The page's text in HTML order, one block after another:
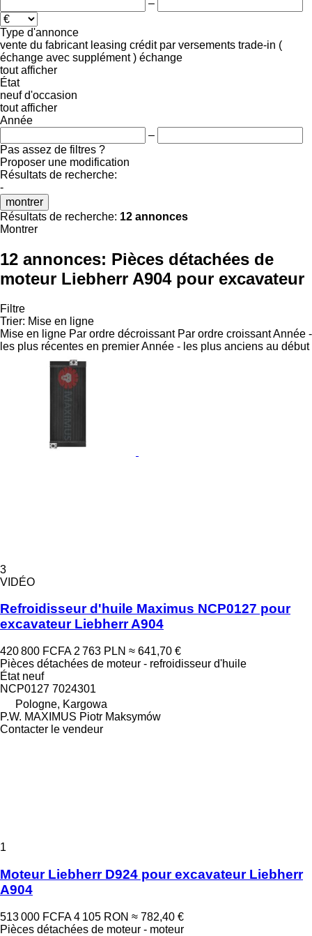
–
Type d'annonce
vente du fabricant leasing crédit par versements trade-in (
échange avec supplément ) échange
tout afficher
État
neuf d'occasion
tout afficher
Année
–
Pas assez de filtres ?
Proposer une modification
Résultats de recherche:
-
montrer
Résultats de recherche: 12 annonces
Montrer
12 annonces: Pièces détachées de
moteur Liebherr A904 pour excavateur
Filtre
Trier: Mise en ligne
Mise en ligne Par ordre décroissant Par ordre croissantAnnée -
les plus récentes en premierAnnée - les plus anciens au début
3
VIDÉO
Refroidisseur d'huile Maximus NCP0127 pour
excavateur Liebherr A904
420 800 FCFA 2 763 PLN ≈ 641,70 €
Pièces détachées de moteur - refroidisseur d'huile
Étatneuf
NCP0127 7024301
Pologne, Kargowa
P.W. MAXIMUS Piotr Maksymów
Contacter le vendeur
1
Moteur Liebherr D924 pour excavateur Liebherr
A904
513 000 FCFA 4 105 RON ≈ 782,40 €
Pièces détachées de moteur - moteur